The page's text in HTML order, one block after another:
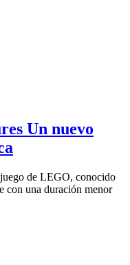
Un nuevo
de LEGO, conocido
con una duración menor